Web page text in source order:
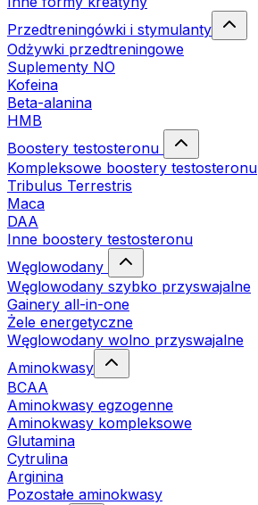
Przedtreningówki i stymulanty
Odżywki przedtreningowe
Suplementy NO
Kofeina
Beta-alanina
HMB
Boostery testosteronu
Kompleksowe boostery testosteronu
Tribulus Terrestris
Maca
DAA
Inne boostery testosteronu
Węglowodany
Węglowodany szybko przyswajalne
Gainery all-in-one
Żele energetyczne
Węglowodany wolno przyswajalne
Aminokwasy
BCAA
Aminokwasy egzogenne
Aminokwasy kompleksowe
Glutamina
Cytrulina
Arginina
Pozostałe aminokwasy